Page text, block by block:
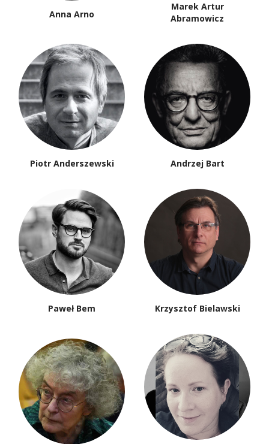
Anna Arno
Marek Artur
Abramowicz
Piotr Anderszewski Andrzej Bart
Paweł Bem Krzysztof Bielawski